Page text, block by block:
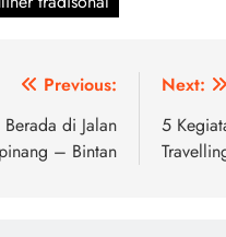
Previous:
di Jalan
– Bintan
Next:
5